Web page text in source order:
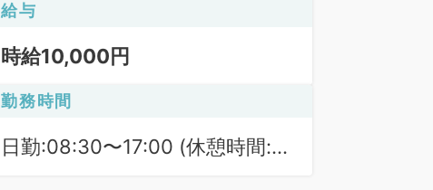
給与
時給10,000円
勤務時間
日勤:08:30〜17:00 (休憩時間: